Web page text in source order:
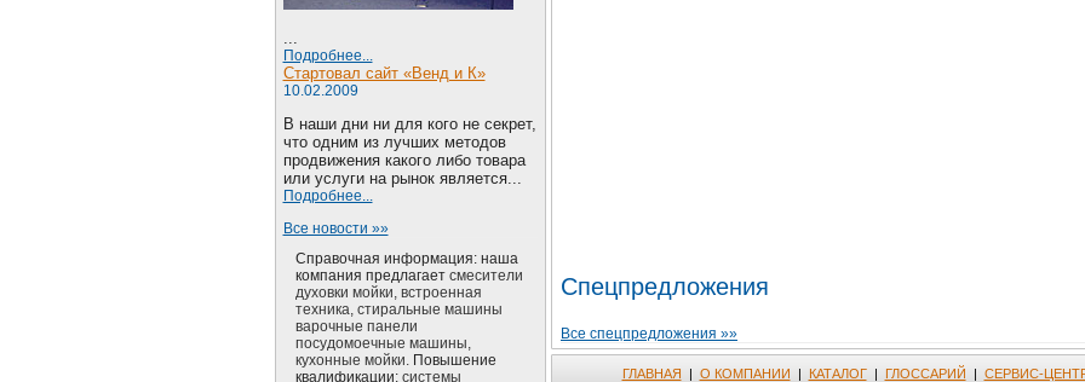
...
Подробнее...
Стартовал сайт «Венд и К»
10.02.2009
В наши дни ни для кого не секрет,
что одним из лучших методов
продвижения какого либо товара
или услуги на рынок является...
Подробнее...
Все новости »»
Справочная информация: наша
компания предлагает смесители
духовки мойки, встроенная
техника, стиральные машины
варочные панели
посудомоечные машины,
кухонные мойки.Повышение
квалификации: системы
Спецпредложения
Все спецпредложения »»
ГЛАВНАЯ | О КОМПАНИИ | КАТАЛОГ| ГЛОССАРИЙ | СЕРВИС-